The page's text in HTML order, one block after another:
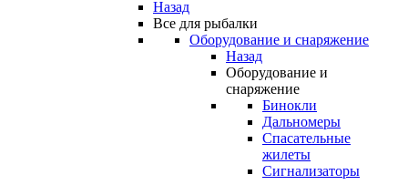
Назад
Все для рыбалки
Оборудование и снаряжение
Назад
Оборудование и
снаряжение
Бинокли
Дальномеры
Спасательные
жилеты
Сигнализаторы